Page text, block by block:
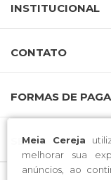
Meia Cereja
melhorar sua
anúncios, ao
INSTITUCIONAL
CONTATO
FORMAS DE
SELOS